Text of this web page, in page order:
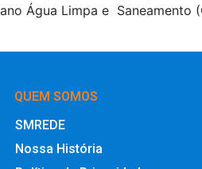
Água Limpa e Saneamento
QUEM SOMOS
SMREDE
Nossa História